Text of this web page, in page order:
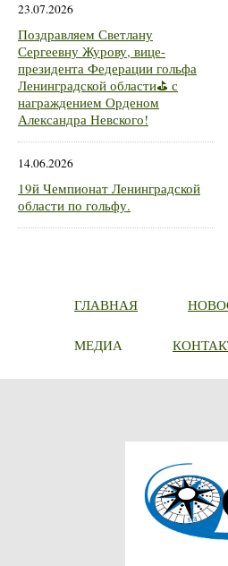
23.07.2026
Поздравляем Светлану
Сергеевну Журову, вице-
президента Федерации гольфа
Ленинградской области⛳ с
награждением Орденом
Александра Невского!
14.06.2026
19й Чемпионат Ленинградской
области по гольфу.
ГЛАВНАЯ
МЕДИА